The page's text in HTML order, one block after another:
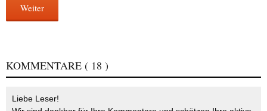
Weiter
KOMMENTARE ( 18 )
Liebe Leser!